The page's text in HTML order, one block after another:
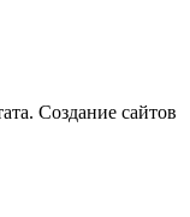
Создание сайтов